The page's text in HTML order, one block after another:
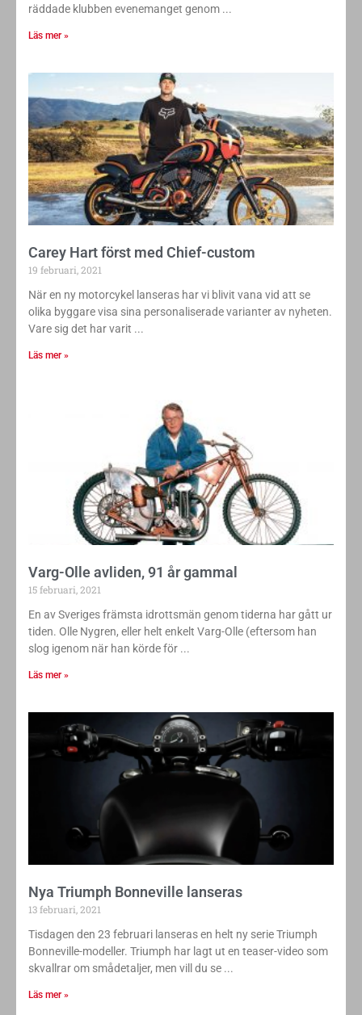
räddade klubben evenemanget genom
Läs mer »
Carey Hart först med Chief-custom
19 februari, 2021
När en ny motorcykel lanseras har vi blivit vana vid att se
olika byggare visa sina personaliserade varianter av nyheten.
Vare sig det har varit
Läs mer »
Varg-Olle avliden, 91 år gammal
15 februari, 2021
En av Sveriges främsta idrottsmän genom tiderna har gått ur
tiden. Olle Nygren, eller helt enkelt Varg-Olle (eftersom han
slog igenom när han körde för
Läs mer »
Nya Triumph Bonneville lanseras
13 februari, 2021
Tisdagen den 23 februari lanseras en helt ny serie Triumph
Bonneville-modeller. Triumph har lagt ut en teaser-video som
skvallrar om smådetaljer, men vill du se
Läs mer »